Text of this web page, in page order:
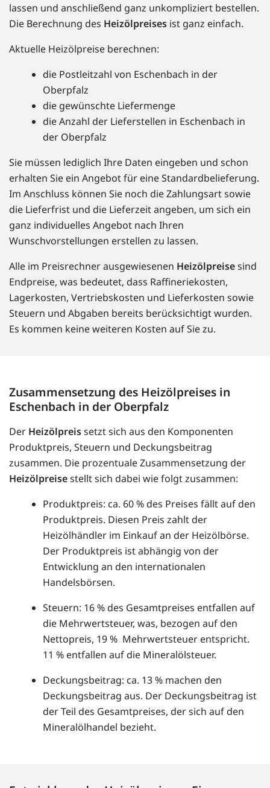
lassen und anschließend ganz unkompliziert bestellen.
Die Berechnung des Heizölpreises ist ganz einfach.
Aktuelle Heizölpreise berechnen:
die Postleitzahl von Eschenbach in der
Oberpfalz
die gewünschte Liefermenge
die Anzahl der Lieferstellen in Eschenbach in
der Oberpfalz
Sie müssen lediglich Ihre Daten eingeben und schon
erhalten Sie ein Angebot für eine Standardbelieferung.
Im Anschluss können Sie noch die Zahlungsart sowie
die Lieferfrist und die Lieferzeit angeben, um sich ein
ganz individuelles Angebot nach Ihren
Wunschvorstellungen erstellen zu lassen.
Alle im Preisrechner ausgewiesenen Heizölpreisesind
Endpreise, was bedeutet, dass Raffineriekosten,
Lagerkosten, Vertriebskosten und Lieferkosten sowie
Steuern und Abgaben bereits berücksichtigt wurden.
Es kommen keine weiteren Kosten auf Sie zu.
Zusammensetzung des Heizölpreises in
Eschenbach in der Oberpfalz
Der Heizölpreissetzt sich aus den Komponenten
Produktpreis, Steuern und Deckungsbeitrag
zusammen. Die prozentuale Zusammensetzung der
Heizölpreisestellt sich dabei wie folgt zusammen:
Produktpreis: ca. 60 % des Preises fällt auf den
Produktpreis. Diesen Preis zahlt der
Heizölhändler im Einkauf an der Heizölbörse.
Der Produktpreis ist abhängig von der
Entwicklung an den internationalen
Handelsbörsen.
Steuern: 16 % des Gesamtpreises entfallen auf
die Mehrwertsteuer, was, bezogen auf den
Nettopreis, 19 % Mehrwertsteuer entspricht.
11 % entfallen auf die Mineralölsteuer.
Deckungsbeitrag: ca. 13 % machen den
Deckungsbeitrag aus. Der Deckungsbeitrag ist
der Teil des Gesamtpreises, der sich auf den
Mineralölhandel bezieht.